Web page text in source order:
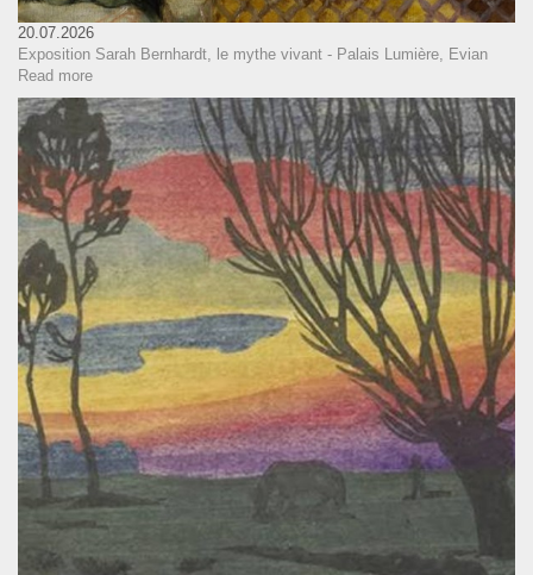
20.07.2026
Exposition Sarah Bernhardt, le mythe vivant - Palais Lumière, Evian
Read more